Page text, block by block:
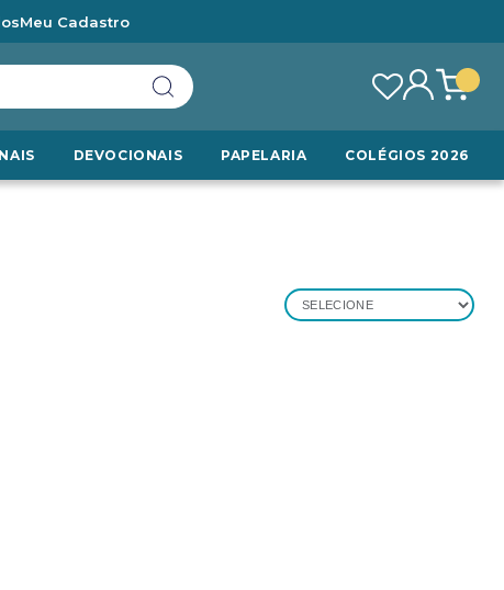
Meu Cadastro
DEVOCIONAIS PAPELARIA COLÉGIOS 2026
SELECIONE